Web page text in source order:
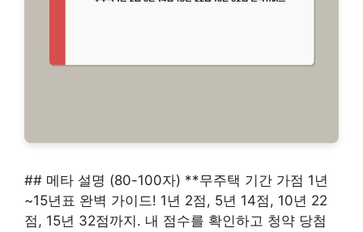
## 메타 설명 (80-100자) **무주택 기간 가점 1년
~15년표 완벽 가이드! 1년 2점, 5년 14점, 10년 22
점, 15년 32점까지. 내 점수를 확인하고 청약 당첨